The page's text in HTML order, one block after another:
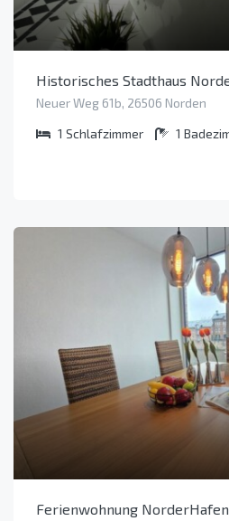
Historisches Stadthaus
Neuer Weg 61b, 26506 Norden
1 Schlafzimmer 1
Ferienwohnung